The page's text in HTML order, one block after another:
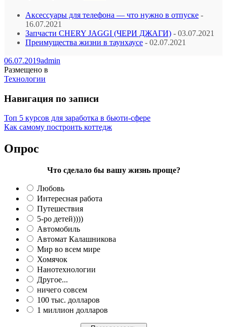
Аксессуары для телефона — что нужно в отпуске -
16.07.2021
Запчасти CHERY JAGGI (ЧЕРИ ДЖАГИ) - 03.07.2021
Преимущества жизни в таунхаусе - 02.07.2021
06.07.2019admin
Размещено в
Технологии
Навигация по записи
Топ 5 курсов для заработка в бьюти-сфере
Как самому построить коттедж
Опрос
Что сделало бы вашу жизнь проще?
Любовь
Интересная работа
Путешествия
5-ро детей))))
Автомобиль
Автомат Калашникова
Мир во всем мире
Хомячок
Нанотехнологии
Другое...
ничего совсем
100 тыс. долларов
1 миллион долларов